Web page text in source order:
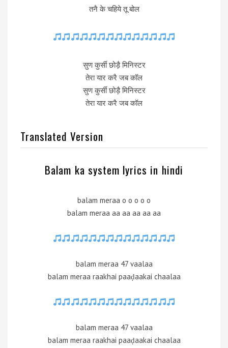
तनै के चहिये तू बोल
सुण कुर्सी छोड़ै मिनिस्टर
तेरा यार करै जब कॉल
सुण कुर्सी छोड़ै मिनिस्टर
तेरा यार करै जब कॉल
Translated Version
Balam ka system lyrics in hindi
balam meraa o o o o o
balam meraa aa aa aa aa aa
balam meraa 47 vaalaa
balam meraa raakhai paaḍaakai chaalaa
balam meraa 47 vaalaa
balam meraa raakhai paaḍaakai chaalaa